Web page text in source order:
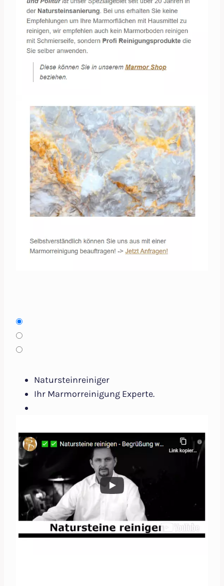
Natursteinreiniger
Ihr Marmorreinigung Experte.